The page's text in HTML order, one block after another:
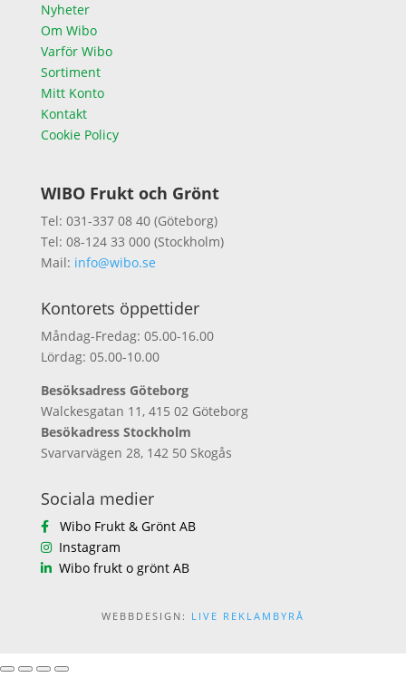
Nyheter
Om Wibo
Varför Wibo
Sortiment
Mitt Konto
Kontakt
Cookie Policy
WIBO Frukt och Grönt
Tel: 031-337 08 40 (Göteborg)
Tel: 08-124 33 000 (Stockholm)
Mail: info@wibo.se
Kontorets öppettider
Måndag-Fredag: 05.00-16.00
Lördag: 05.00-10.00
Besöksadress Göteborg
Walckesgatan 11, 415 02 Göteborg
Besökadress Stockholm
Svarvarvägen 28, 142 50 Skogås
Sociala medier
Wibo Frukt & Grönt AB
Instagram
Wibo frukt o grönt AB
WEBBDESIGN: LIVE REKLAMBYRÅ